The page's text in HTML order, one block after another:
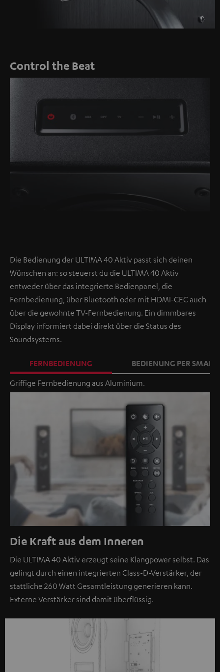
Control the Beat
EIN/AUSBluetooth
AUXOptisch
TV
Lautstärke
Play/PauseLautstärke
Die Bedienung der ULTIMA 40 Aktiv passt sich deinen
Wünschen an: so steuerst du die ULTIMA 40 Aktiv
entweder über das integrierte Bedienpanel, die
Fernbedienung, über Bluetooth oder mit HDMI-CEC auch
über die gewohnte TV-Fernbedienung. Ein dimmbares
Display informiert dabei direkt über die Status des
Soundsystems.
FERNBEDIENUNG
BEDIENUNG PER
Griffige Fernbedienung aus Aluminium.
Die Kraft aus dem Inneren
Die ULTIMA 40 Aktiv erzeugt seine Klangpower selbst. Das
gelingt durch einen integrierten Class-D-Verstärker, der
stattliche 260 Watt Gesamtleistung generieren kann.
Externe Verstärker sind damit überflüssig.